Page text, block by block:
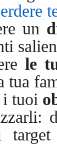
un
le
tua
tuoi